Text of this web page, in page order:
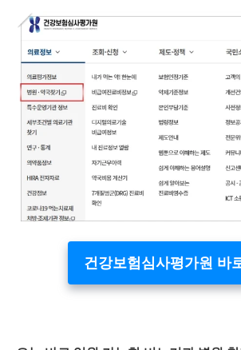
건강보험심사평가원 바